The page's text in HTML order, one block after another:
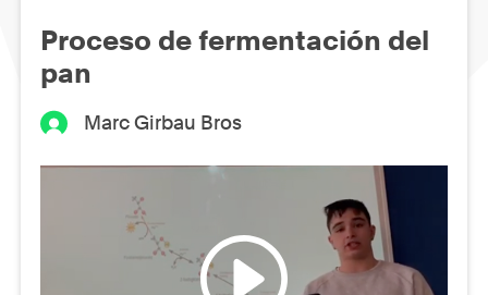
Proceso de fermentación del
pan
Marc Girbau Bros